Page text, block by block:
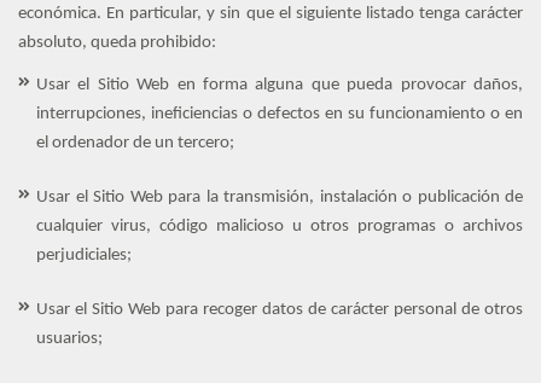
económica. En particular, y sin que el siguiente listado tenga carácter
absoluto, queda prohibido:
Usar el Sitio Web en forma alguna que pueda provocar daños,
interrupciones, ineficiencias o defectos en su funcionamiento o en
el ordenador de un tercero;
Usar el Sitio Web para la transmisión, instalación o publicación de
cualquier virus, código malicioso u otros programas o archivos
perjudiciales;
Usar el Sitio Web para recoger datos de carácter personal de otros
usuarios;